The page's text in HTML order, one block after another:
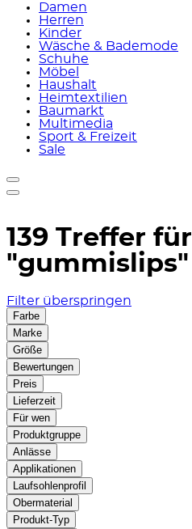
Damen
Herren
Kinder
Wäsche & Bademode
Schuhe
Möbel
Haushalt
Heimtextilien
Baumarkt
Multimedia
Sport & Freizeit
Sale
139 Treffer für
"gummislips"
Filter überspringen
Farbe
Marke
Größe
Bewertungen
Preis
Lieferzeit
Für wen
Produktgruppe
Anlässe
Applikationen
Laufsohlenprofil
Obermaterial
Produkt-Typ